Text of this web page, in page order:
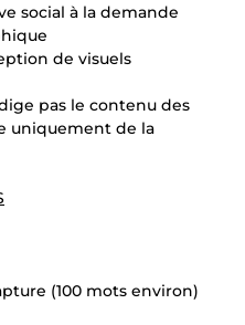
social à la demande
de visuels
pas le contenu des
uniquement de la
(100 mots environ)